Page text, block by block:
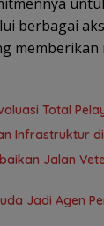
berbagai
memberikan
Total
Infrastruktur
Jalan
Jadi Agen